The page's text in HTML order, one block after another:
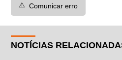
⚠️ Comunicar erro
NOTÍCIAS